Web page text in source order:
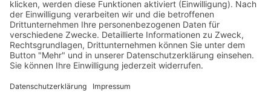
Wertungsbestimmungen